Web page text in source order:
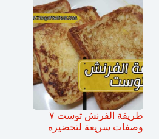
طريقة الفرنش توست ٧
وصفات سريعة لتحضيره